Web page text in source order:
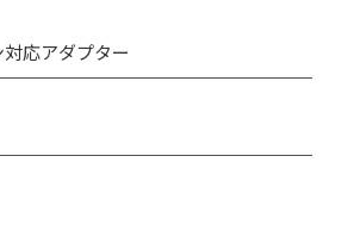
応アダプター